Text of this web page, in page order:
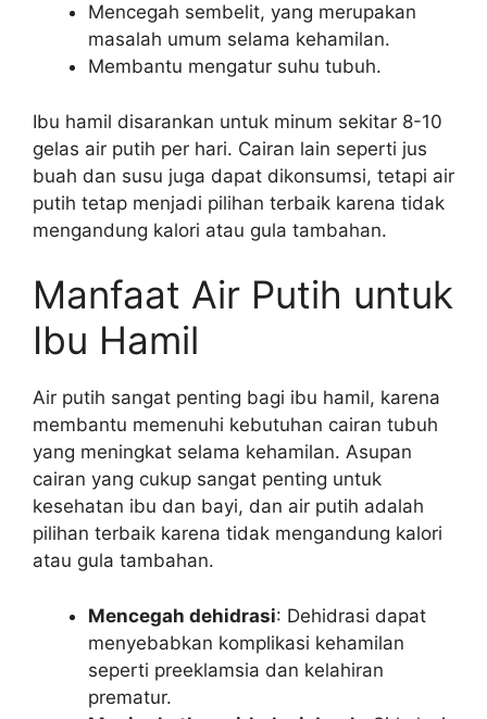
Mencegah sembelit, yang merupakan
masalah umum selama kehamilan.
Membantu mengatur suhu tubuh.
Ibu hamil disarankan untuk minum sekitar 8-10
gelas air putih per hari. Cairan lain seperti jus
buah dan susu juga dapat dikonsumsi, tetapi air
putih tetap menjadi pilihan terbaik karena tidak
mengandung kalori atau gula tambahan.
Manfaat Air Putih untuk
Ibu Hamil
Air putih sangat penting bagi ibu hamil, karena
membantu memenuhi kebutuhan cairan tubuh
yang meningkat selama kehamilan. Asupan
cairan yang cukup sangat penting untuk
kesehatan ibu dan bayi, dan air putih adalah
pilihan terbaik karena tidak mengandung kalori
atau gula tambahan.
Mencegah dehidrasi: Dehidrasi dapat
menyebabkan komplikasi kehamilan
seperti preeklamsia dan kelahiran
prematur.